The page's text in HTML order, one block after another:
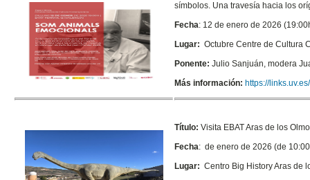
símbolos. Una travesía hacia los
Fecha: 12 de enero de 2026
Lugar:Octubre Centre de Cultura
Ponente:Julio Sanjuán, modera
Más información: https://
Título:Visita EBAT Aras de los
Fecha: de enero de 2026 (de
Lugar:Centro Big History Aras de